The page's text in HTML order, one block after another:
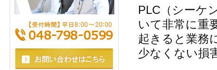
PLC（シーケ
いて非常に重
起きると業務
少なくない損